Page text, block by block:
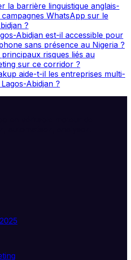
la barrière linguistique anglais-
WhatsApp sur le
?
Abidjan est-il accessible pour
sans présence au Nigeria ?
risques liés au
sur ce corridor ?
aide-t-il les entreprises multi-
Abidjan ?